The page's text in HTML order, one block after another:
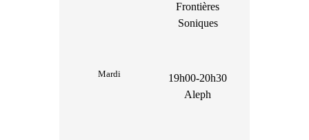
Frontières
Soniques
Mardi
19h00-20h30
Aleph